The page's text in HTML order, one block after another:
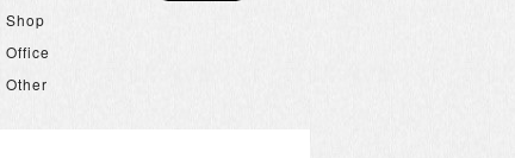
Shop
Office
Other